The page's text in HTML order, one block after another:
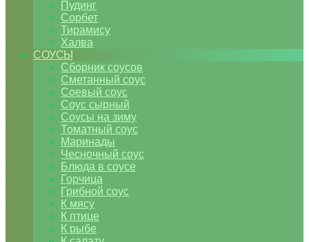
Пудинг
Сорбет
Тирамису
Халва
СОУСЫ
Сборник соусов
Сметанный соус
Соевый соус
Соус сырный
Соусы на зиму
Томатный соус
Маринады
Чесночный соус
Блюда в соусе
Горчица
Грибной соус
К мясу
К птице
К рыбе